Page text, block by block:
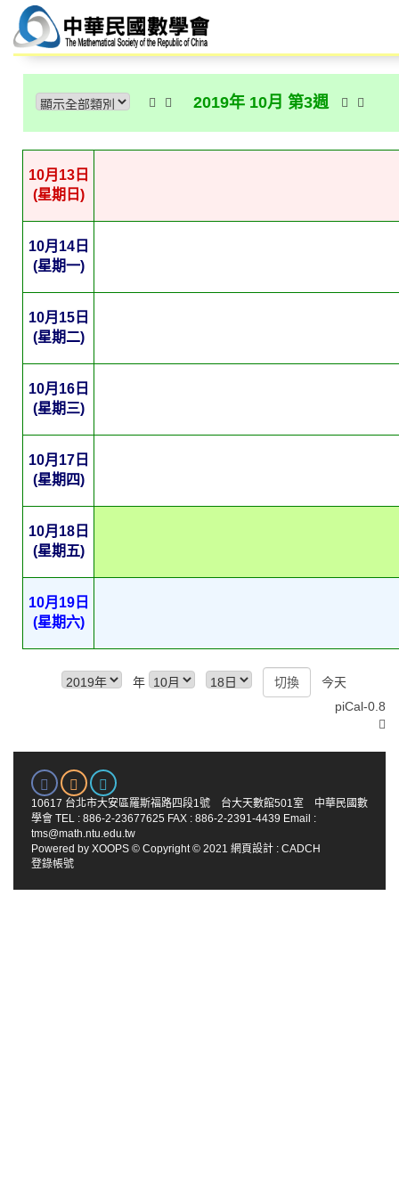
2019年 10月 第3週
10月13日
(星期日)
10月14日
(星期一)
10月15日
(星期二)
10月16日
(星期三)
10月17日
(星期四)
10月18日
(星期五)
10月19日
(星期六)
年
今天
piCal-0.8
10617 台北市大安區羅斯福路四段1號 台大天數館501室 中華民國數
學會 TEL : 886-2-23677625 FAX : 886-2-2391-4439 Email :
tms@math.ntu.edu.tw
Powered by XOOPS © Copyright © 2021 網頁設計 : CADCH
登錄帳號